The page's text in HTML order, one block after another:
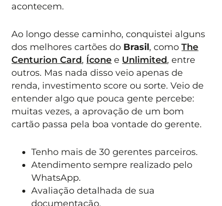
acontecem.
Ao longo desse caminho, conquistei alguns
dos melhores cartões do Brasil, comoThe
Centurion Card, Ícone e Unlimited, entre
outros. Mas nada disso veio apenas de
renda, investimento score ou sorte. Veio de
entender algo que pouca gente percebe:
muitas vezes, a aprovação de um bom
cartão passa pela boa vontade do gerente.
Tenho mais de 30 gerentes parceiros.
Atendimento sempre realizado pelo
WhatsApp.
Avaliação detalhada de sua
documentação.